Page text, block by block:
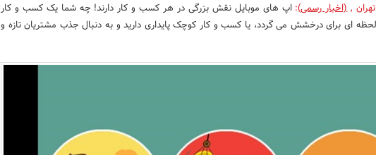
تهران ,(اخبار رسمی):اپ های موبایل نقش بزرگی در هر کسب و کار دارند! چه شما یک کسب و کار
لحظه ای برای درخشش می گردد، یا کسب و کار کوچک پایداری دارید و به دنبال جذب مشتریان تازه و